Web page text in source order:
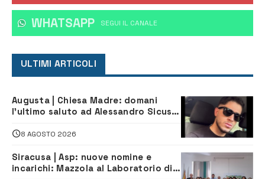
WHATSAPP ‎SEGUI IL CANALE
ULTIMI ARTICOLI
Augusta | Chiesa Madre: domani
l’ultimo saluto ad Alessandro Sicuso,
8 AGOSTO 2026
Siracusa | Asp: nuove nomine e
incarichi: Mazzola al Laboratorio di